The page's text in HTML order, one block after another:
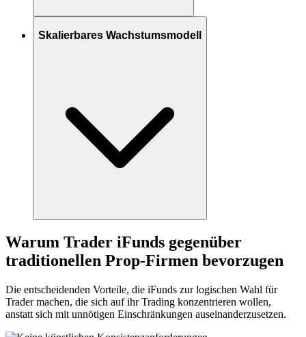
Skalierbares Wachstumsmodell
Warum Trader iFunds gegenüber
traditionellen Prop-Firmen bevorzugen
Die entscheidenden Vorteile, die iFunds zur logischen Wahl für
Trader machen, die sich auf ihr Trading konzentrieren wollen,
anstatt sich mit unnötigen Einschränkungen auseinanderzusetzen.